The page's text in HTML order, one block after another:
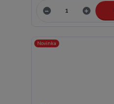
Novinka